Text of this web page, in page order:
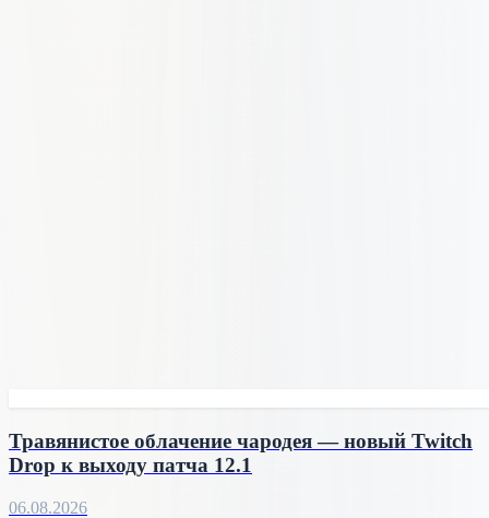
Травянистое облачение чародея — новый Twitch
Drop к выходу патча 12.1
06.08.2026